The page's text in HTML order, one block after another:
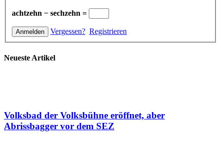
achtzehn − sechzehn =
Vergessen? Registrieren
Neueste Artikel
Volksbad der Volksbühne eröffnet, aber
Abrissbagger vor dem SEZ